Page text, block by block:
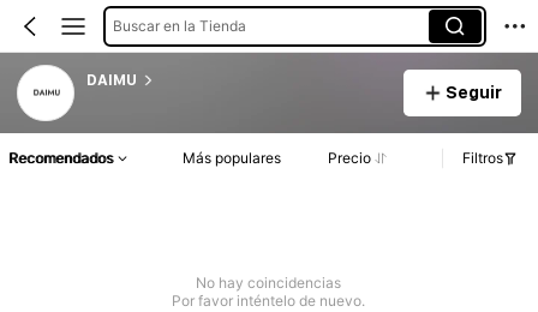
Buscar en la Tienda
DAIMU
Seguir
Recomendados Más populares Precio Filtros
No hay coincidencias
Por favor inténtelo de nuevo.